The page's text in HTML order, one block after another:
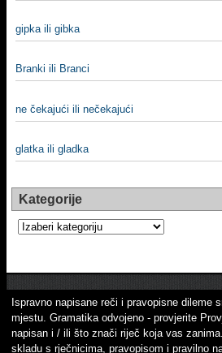
gipka ili gibka
Branki ili Branci
ne čekajući ili nečekajući
glatka ili gladka
Kategorije
Kategorije
Ispravno napisane reči i pravopisne dileme
mjestu. Gramatika odvojeno - provjerite
napisan i / ili što znači riječ koja vas
skladu s rječnicima, pravopisom i pravilno